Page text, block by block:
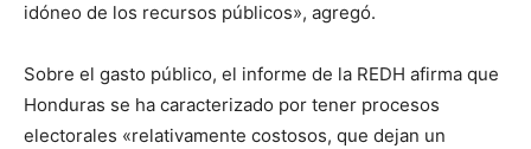
idóneo de los recursos públicos», agregó.
Sobre el gasto público, el informe de la REDH afirma que
Honduras se ha caracterizado por tener procesos
electorales «relativamente costosos, que dejan un